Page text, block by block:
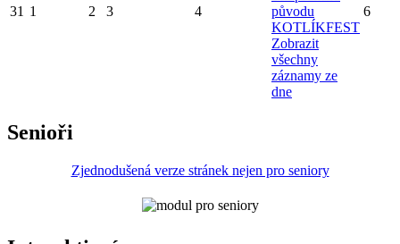
31 1 2 3 4
původu
KOTLÍKFEST
Zobrazit
všechny
záznamy ze
dne
6
Senioři
Zjednodušená verze stránek nejen pro seniory